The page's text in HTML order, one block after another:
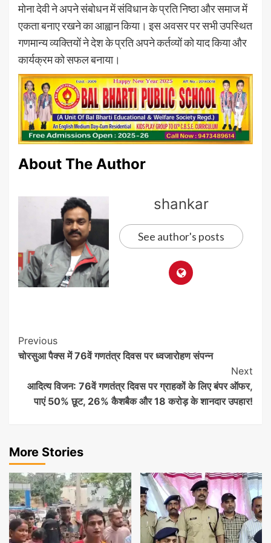
मोना देवी ने अपने संबोधन में संविधान के प्रति निष्ठा और समाज में
एकता बनाए रखने का आह्वान किया। इस अवसर पर सभी उपस्थित
गणमान्य व्यक्तियों ने देश के प्रति अपने कर्तव्यों को याद किया और
कार्यक्रम को सफल बनाया।
About The Author
shankar
See author's posts
Post
Navigation
Previous
चोरसुआ पैक्स में 76वें गणतंत्र दिवस पर ध्वजारोहण संपन्न
Next
आदित्य विजन: 76वें गणतंत्र दिवस पर ग्राहकों के लिए बंपर ऑफर,
पाएं 50% छूट, 26% कैशबैक और 18 करोड़ के शानदार उपहार!
More Stories